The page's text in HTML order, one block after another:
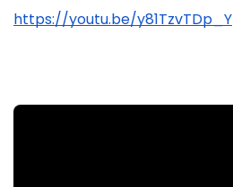
https://youtu.be/y81TzvTDp_Y